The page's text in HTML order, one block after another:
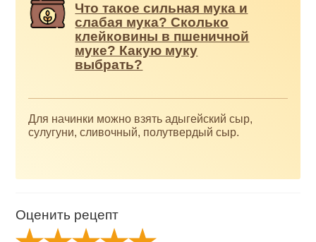
Что такое сильная мука и
слабая мука? Сколько
клейковины в пшеничной
муке? Какую муку
выбрать?
Для начинки можно взять адыгейский сыр,
сулугуни, сливочный, полутвердый сыр.
Оценить рецепт